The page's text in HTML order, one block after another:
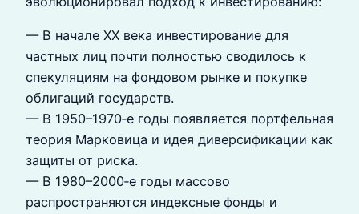
— В начале XX века инвестирование для
частных лиц почти полностью сводилось к
спекуляциям на фондовом рынке и покупке
облигаций государств.
— В 1950–1970‑е годы появляется портфельная
теория Марковица и идея диверсификации как
защиты от риска.
— В 1980–2000‑е годы массово
распространяются индексные фонды и